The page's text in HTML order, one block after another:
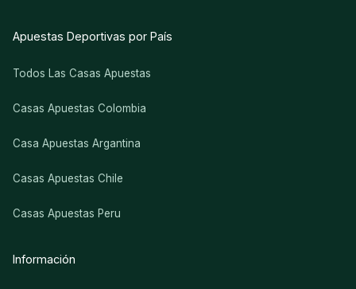
Apuestas Deportivas por País
Todos Las Casas Apuestas
Casas Apuestas Colombia
Casa Apuestas Argantina
Casas Apuestas Chile
Casas Apuestas Peru
Información